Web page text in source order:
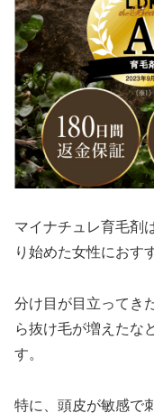
マイナチュレ育毛剤
り始めた女性におす
分け目が目立ってき
ら抜け毛が増えたな
す。
特に、頭皮が敏感で